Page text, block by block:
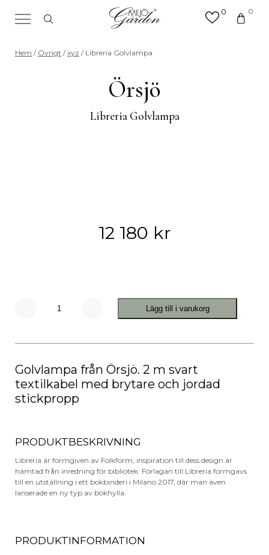
0 0
Sök efter valfri produkt eller
kategori
Hem / Övrigt /xyz / Libreria Golvlampa
Örsjö
Libreria Golvlampa
12 180 kr
Lägg till i varukorg
Golvlampa från Örsjö. 2 m svart
textilkabel med brytare och jordad
stickpropp
PRODUKTBESKRIVNING
Libreria är formgiven av Folkform, inspiration till dess design är
hämtad från inredning för bibliotek. Förlagan till Libreria formgavs
till en utställning i ett bokbinderi i Milano 2017, där man även
lanserade en ny typ av bokhylla.
PRODUKTINFORMATION